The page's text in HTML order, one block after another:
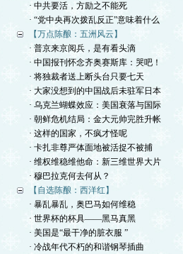
· 中共要活，方励之不能死
· “党中央再次拨乱反正”意味着什么
【万点陈酿：五洲风云】
· 普京来京阅兵，是有看头滴
· 中国报刊怀念齐奥赛斯库：哭吧！
· 将独裁者送上断头台只要七天
· 大家没想到的中国战后未驻军日本
· 乌克兰蝴蝶效应：美国衰落与国际
· 朝鲜危机结局：金大元帅完胜升帐
· 这样的国家，不疯才怪呢
· 卡扎非尊严体面地被活捉不被捕
· 维权维稳维他命：新三维世界大片
· 穆巴拉克何去何从？
【自选陈酿：西洋红】
· 暴乱暴乱，奥巴马如何维稳
· 世界杯的杯具——黑马真黑
· 美国是“最干净的脏衣服 ”
· 冷战年代不朽的和谐钢琴插曲